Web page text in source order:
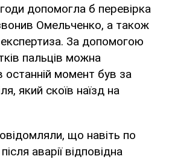
допомогла б перевірка
Омельченко, а також
За допомогою
пальців можна
останній момент був за
який скоїв наїзд на
що навіть по
аварії відповідна